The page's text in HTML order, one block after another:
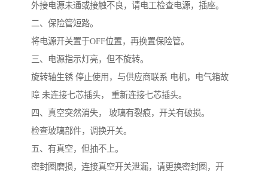
外接电源未通或接触不良，请电工检查电源，插座。
二、保险管短路。
将电源开关置于OFF位置，再换置保险管。
三、电源指示灯亮，但不旋转。
旋转轴生锈 停止使用，与供应商联系 电机，电气箱故
障 未连接七芯插头， 重新连接七芯插头。
四、真空突然消失， 玻璃有裂痕，开关有破损。
检查玻璃部件，调换开关。
五、有真空，但抽不上。
密封圈磨损，连接真空开关泄漏，请更换密封圈，开